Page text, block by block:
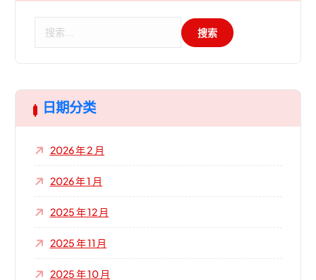
日期分类
2026 年 2 月
2026 年 1 月
2025 年 12 月
2025 年 11 月
2025 年 10 月